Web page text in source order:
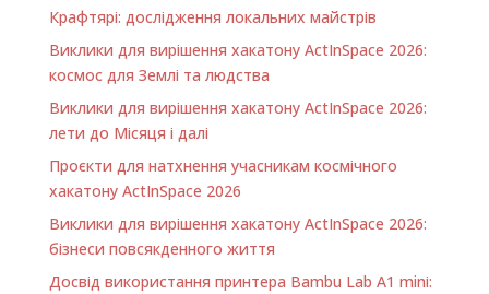
Крафтярі: дослідження локальних майстрів
Виклики для вирішення хакатону ActInSpace 2026:
космос для Землі та людства
Виклики для вирішення хакатону ActInSpace 2026:
лети до Місяця і далі
Проєкти для натхнення учасникам космічного
хакатону ActInSpace 2026
Виклики для вирішення хакатону ActInSpace 2026:
бізнеси повсякденного життя
Досвід використання принтера Bambu Lab A1 minі: